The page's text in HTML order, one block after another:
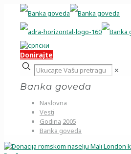
Donirajte
✕
Banka goveda
Naslovna
Vesti
Godina 2005
Banka goveda